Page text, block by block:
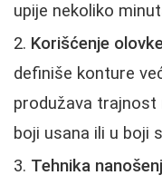
upije nekoliko
Korišćenje
definiše konture
produžava
boji usana ili u boji
Tehnika